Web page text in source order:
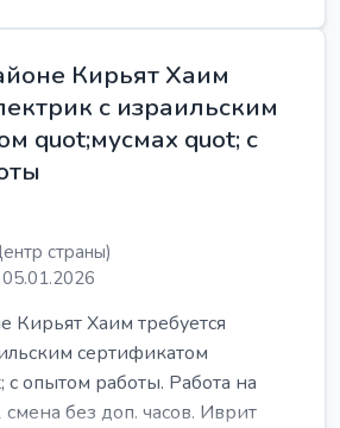
Кирьят Хаим
с израильским
quot;мусмах quot; с
страны)
Кирьят Хаим требуется
сертификатом
с опытом работы. Работа на
смена без доп. часов. Иврит